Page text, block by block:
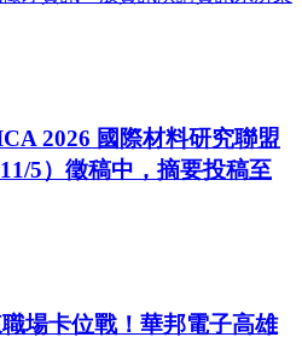
2026 國際材料研究聯盟
5）徵稿中，摘要投稿至
職場卡位戰！華邦電子高雄